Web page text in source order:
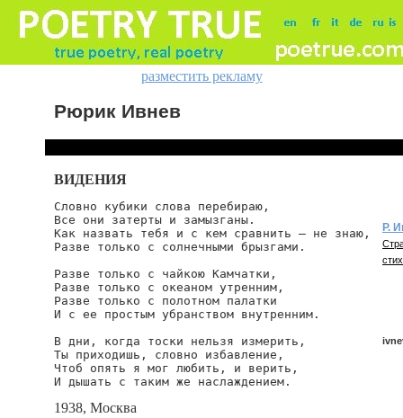
разместить рекламу
Рюрик Ивнев
ВИДЕНИЯ
Словно кубики слова перебираю,
Все они затерты и замызганы.
Как назвать тебя и с кем сравнить — не знаю,
Разве только с солнечными брызгами.
Разве только с чайкою Камчатки,
Разве только с океаном утренним,
Разве только с полотном палатки
И с ее простым убранством внутренним.
В дни, когда тоски нельзя измерить,
Ты приходишь, словно избавление,
Чтоб опять я мог любить, и верить,
И дышать с таким же наслаждением.
1938, Москва
Р.